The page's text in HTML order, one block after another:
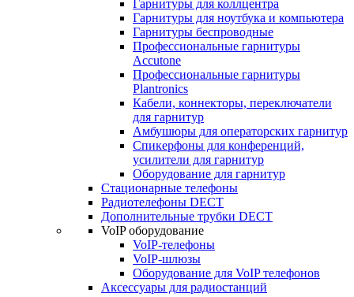
Гарнитуры для коллцентра
Гарнитуры для ноутбука и компьютера
Гарнитуры беспроводные
Профессиональные гарнитуры
Accutone
Профессиональные гарнитуры
Plantronics
Кабели, коннекторы, переключатели
для гарнитур
Амбушюры для операторских гарнитур
Cпикерфоны для конференций,
усилители для гарнитур
Оборудование для гарнитур
Стационарные телефоны
Радиотелефоны DECT
Дополнительные трубки DECT
VoIP оборудование
VoIP-телефоны
VoIP-шлюзы
Оборудование для VoIP телефонов
Аксессуары для радиостанций